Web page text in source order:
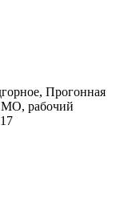
Прогонная
МО, рабочий